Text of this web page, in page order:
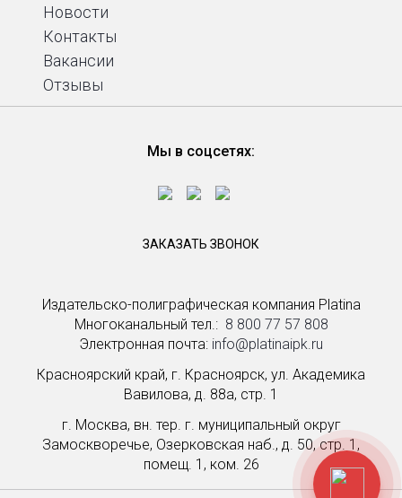
Издательско-полиграфическая компания Platina
Многоканальный тел.: ­ 8 800 77 57 808
Электронная почта: info@platinaipk.ru
Красноярский край, г. Красноярск, ул. Академика
Вавилова, д. 88а, стр. 1
г. Москва, вн. тер. г. муниципальный округ
Замоскворечье, Озерковская наб., д. 50, стр. 1,
помещ. 1, ком. 26
Новости
Контакты
Вакансии
Отзывы
Мы в соцсетях:
ЗАКАЗАТЬ ЗВОНОК